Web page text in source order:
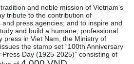
and noble mission of Vietnam’s
tribute to the contribution of
press agencies; and to inspire and
and build a humane, professional
press in Viet Nam, the Ministry of
the stamp set “100th Anniversary
Day (1925-2025)” consisting of